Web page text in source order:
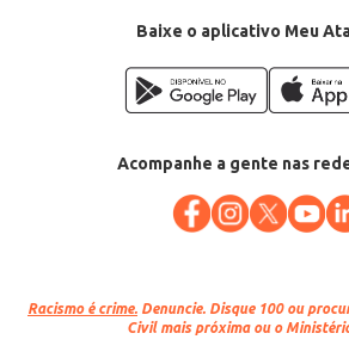
Baixe o aplicativo Meu
Acompanhe a gente nas
Racismo é crime. Denuncie. Disque 100 ou
Civil mais próxima ou o